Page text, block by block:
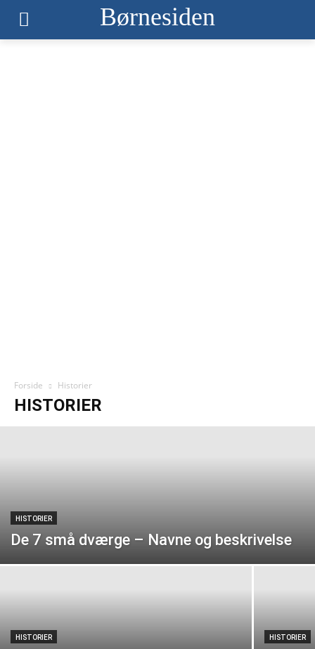
Børnesiden
Forside Historier
HISTORIER
HISTORIER
De 7 små dværge – Navne og beskrivelse
HISTORIER HISTORIER